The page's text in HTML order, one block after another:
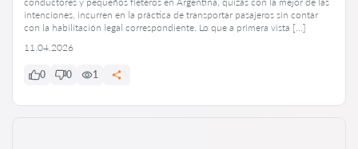
intenciones, incurren en la práctica de transportar pasajeros sin contar
con la habilitación legal correspondiente. Lo que a primera vista […]
11.04.2026
0 0 1